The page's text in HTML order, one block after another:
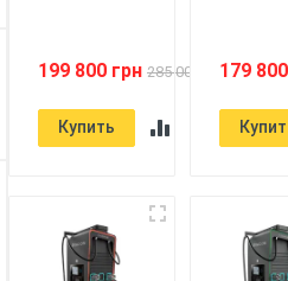
199 800 грн 285 000 грн
Купить
179